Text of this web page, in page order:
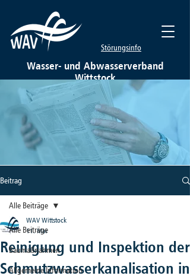
Störungsinfo
Wasser- und Abwasserverband
Wittstock
Beitrag
Alle Beiträge
Baumaßnahmen
Allgemeine Information
Alle Beiträge
Reinigung und Inspektion der
Schmutzwasserkanalisation in
WAV Wittstock
11. Mai